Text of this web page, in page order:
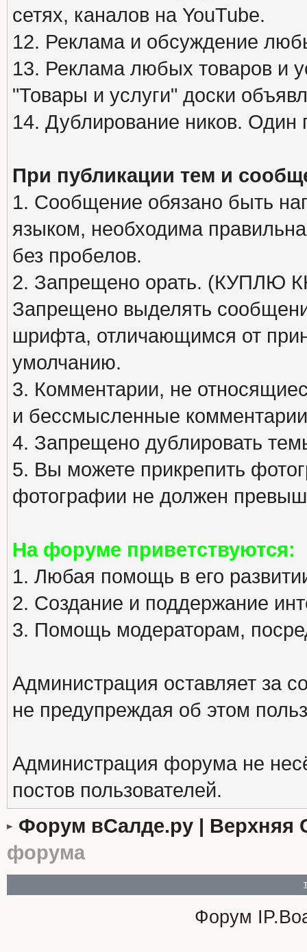
сетях, каналов на YouTube.
12. Реклама и обсуждение
13. Реклама любых товаров и
"Товары и услуги" доски
14. Дублирование ников. Один
При публикации тем и
1. Сообщение обязано быть
языком, необходима
без пробелов.
2. Запрещено орать. (КУПЛЮ
Запрещено выделять
шрифта, отличающимся от
умолчанию.
3. Комментарии, не
и бессмысленные
4. Запрещено дублировать
5. Вы можете прикрепить
фотографии не должен
На форуме приветствуются:
1. Любая помощь в его
2. Создание и поддержание
3. Помощь модераторам,
Администрация оставляет за
не предупреждая об этом
Администрация форума не
постов пользователей.
Форум вСалде.ру | Верхняя
форума
Форум